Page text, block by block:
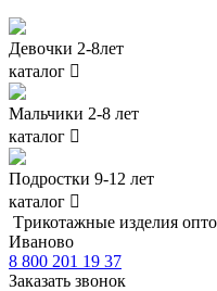
Девочки 2-8лет
каталог 
Мальчики 2-8 лет
каталог 
Подростки 9-12 лет
каталог 
Tрикотажные изделия
Иваново
8 800 201 19 37
Заказать звонок